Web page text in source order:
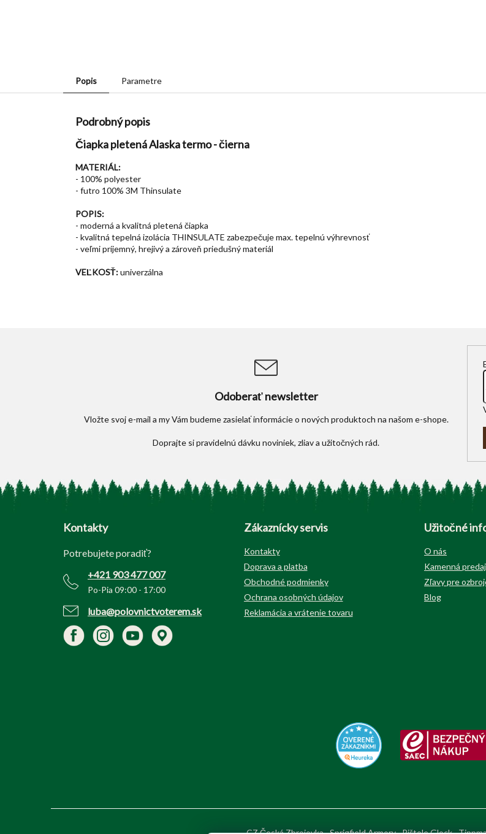
Popis Parametre
Podrobný popis
Čiapka pletená Alaska termo - čierna
MATERIÁL:
- 100% polyester
- futro 100% 3M Thinsulate
POPIS:
- moderná a kvalitná pletená čiapka
- kvalitná tepelná izolácia THINSULATE zabezpečuje max. tepelnú výhrevnosť
- veľmi príjemný, hrejivý a zároveň priedušný materiál
VEĽKOSŤ:univerzálna
Odoberať newsletter
Vložte svoj e-mail a my Vám budeme zasielať informácie o nových produktoch na našom e-shope.
Z
Kontakty
Potrebujete poradiť?
+421 903 477 007
Po-Pia 09:00 - 17:00
luba@polovnictvoterem.sk
Zákaznícky servis
Kontakty
Doprava a platba
Obchodné podmienky
Ochrana osobných údajov
Reklamácia a vrátenie tovaru
Užitočné
O nás
Kamenná
Zľavy pre
Blog